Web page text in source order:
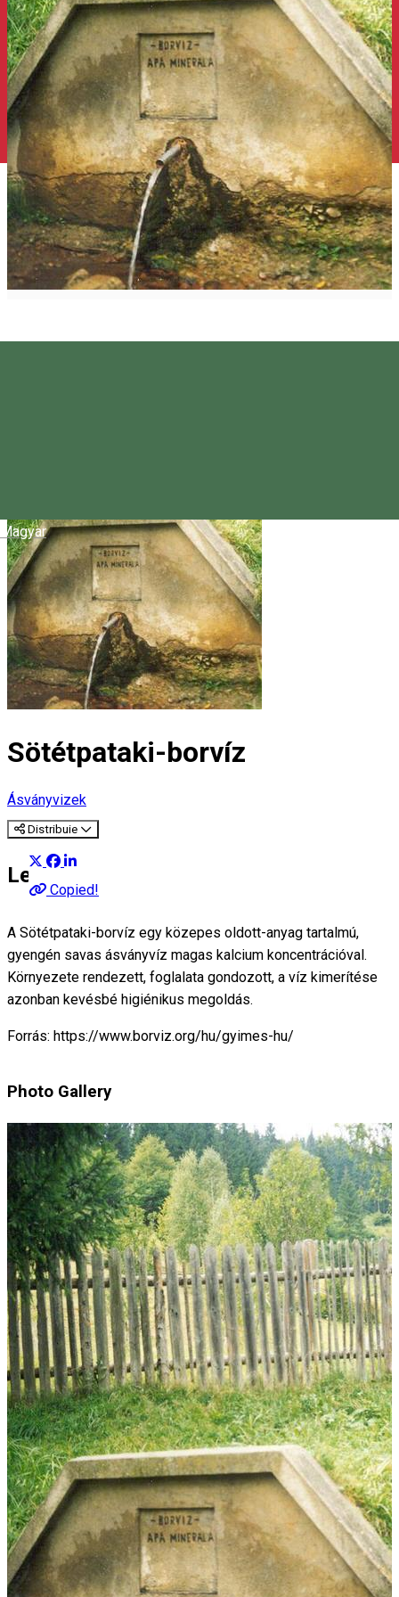
Magyar
Sötétpataki-borvíz
Ásványvizek
Distribuie
Copied!
Leírás
A Sötétpataki-borvíz egy közepes oldott-anyag tartalmú,
gyengén savas ásványvíz magas kalcium koncentrációval.
Környezete rendezett, foglalata gondozott, a víz kimerítése
azonban kevésbé higiénikus megoldás.
Forrás: https://www.borviz.org/hu/gyimes-hu/
Photo Gallery